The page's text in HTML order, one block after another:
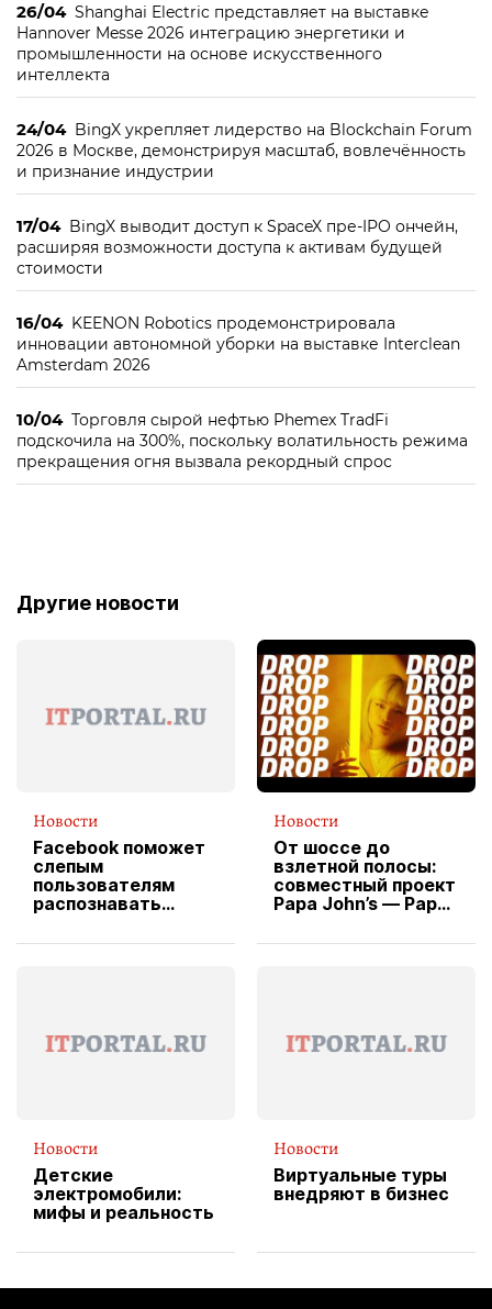
26/04 Shanghai Electric представляет на выставке
Hannover Messe 2026 интеграцию энергетики и
промышленности на основе искусственного
интеллекта
24/04 BingX укрепляет лидерство на Blockchain Forum
2026 в Москве, демонстрируя масштаб, вовлечённость
и признание индустрии
17/04 BingX выводит доступ к SpaceX пре-IPO ончейн,
расширяя возможности доступа к активам будущей
стоимости
16/04 KEENON Robotics продемонстрировала
инновации автономной уборки на выставке Interclean
Amsterdam 2026
10/04 Торговля сырой нефтью Phemex TradFi
подскочила на 300%, поскольку волатильность режима
прекращения огня вызвала рекордный спрос
Другие новости
Новости
Facebook поможет
слепым
пользователям
распознавать
Новости
От шоссе до
взлетной полосы:
совместный проект
Papa John’s — Papa
вводит
Новости
Детские
электромобили:
мифы и реальность
Новости
Виртуальные туры
внедряют в бизнес